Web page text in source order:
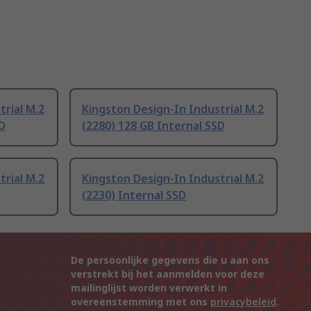
M.2
Kingston Design-In Industrial M.2
(2280) 128 GB Internal SSD
M.2
Kingston Design-In Industrial M.2
(2230) Internal SSD
De persoonlijke gegevens die u aan ons
verstrekt bij het aanmelden voor deze
mailinglijst worden verwerkt in
overeenstemming met ons privacybeleid.